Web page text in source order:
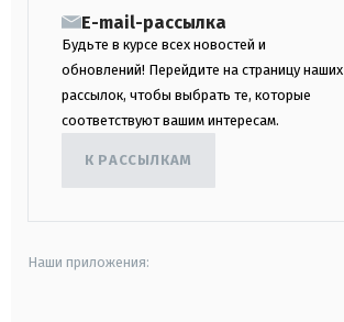
E-mail-рассылка
Будьте в курсе всех новостей и
обновлений! Перейдите на страницу наших
рассылок, чтобы выбрать те, которые
соответствуют вашим интересам.
К РАССЫЛКАМ
Наши приложения: